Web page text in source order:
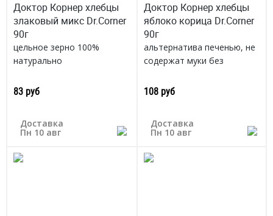
Доктор Корнер хлебцы
злаковый микс Dr.Corner
90г
цельное зерно 100%
натурально
83 руб
Доставка
Пн 10 авг
Доктор Корнер хлебцы
яблоко корица Dr.Corner
90г
альтернатива печенью, не
содержат муки без
и консервантов
Россия
108 руб
Доставка
Пн 10 авг